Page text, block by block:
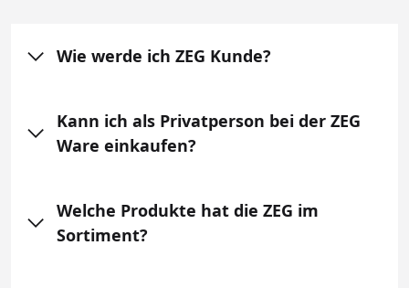
Wie werde ich ZEG Kunde?
Kann ich als Privatperson bei der ZEG
Ware einkaufen?
Welche Produkte hat die ZEG im
Sortiment?